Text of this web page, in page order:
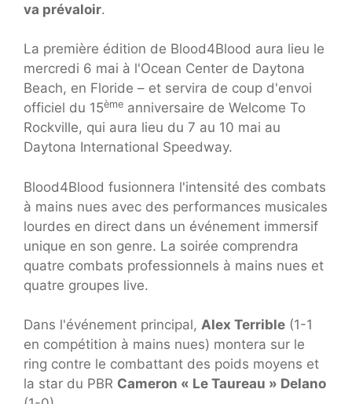
va prévaloir.
La première édition de Blood4Blood aura lieu le
mercredi 6 mai à l'Ocean Center de Daytona
Beach, en Floride – et servira de coup d'envoi
officiel du 15ème anniversaire de Welcome To
Rockville, qui aura lieu du 7 au 10 mai au
Daytona International Speedway.
Blood4Blood fusionnera l'intensité des combats
à mains nues avec des performances musicales
lourdes en direct dans un événement immersif
unique en son genre. La soirée comprendra
quatre combats professionnels à mains nues et
quatre groupes live.
Dans l'événement principal, Alex Terrible (1-1
en compétition à mains nues) montera sur le
ring contre le combattant des poids moyens et
la star du PBR Cameron « Le Taureau » Delano